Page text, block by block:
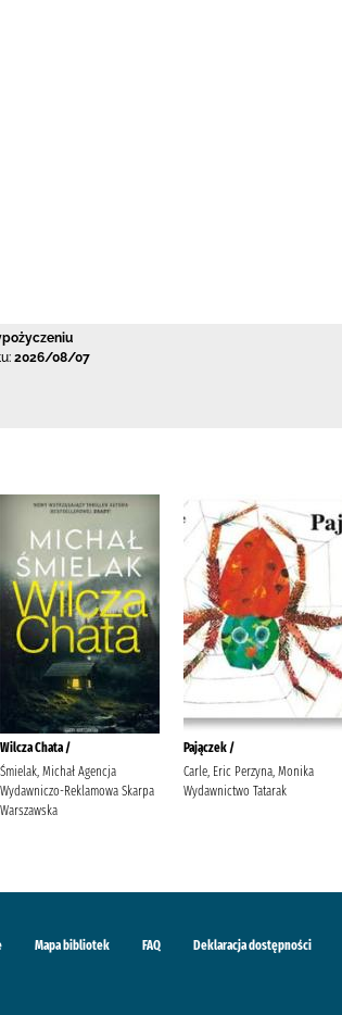
2026/08/07
Wilcza Chata /
Śmielak, Michał Agencja
Wydawniczo-Reklamowa Skarpa
Warszawska
Pajączek /
Carle, Eric Perzyna, Monika
Wydawnictwo Tatarak
Mapa bibliotek FAQ Deklaracja dostępności